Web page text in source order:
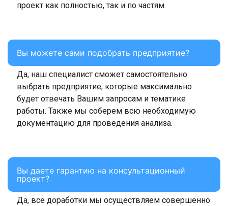
проект как полностью, так и по частям.
Вы можете сами подобрать предприятие?
Да, наш специалист сможет самостоятельно
выбрать предприятие, которые максимально
будет отвечать Вашим запросам и тематике
работы. Также мы соберем всю необходимую
документацию для проведения анализа.
Вы даете гарантию на консультационный
проект?
Да, все доработки мы осуществляем совершенно